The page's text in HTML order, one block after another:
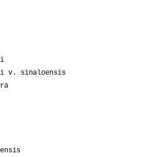
v. sinaloensis